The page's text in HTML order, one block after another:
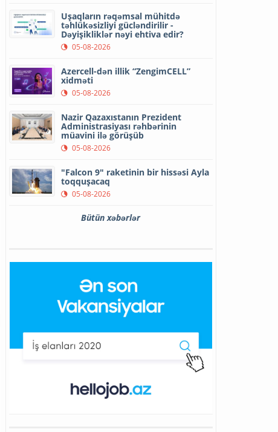
Uşaqların rəqəmsal mühitdə
təhlükəsizliyi gücləndirilir -
Dəyişikliklər nəyi ehtiva edir?
05-08-2026
Azercell-dən illik “ZengimCELL”
xidməti
05-08-2026
Nazir Qazaxıstanın Prezident
Administrasiyası rəhbərinin
müavini ilə görüşüb
05-08-2026
"Falcon 9" raketinin bir hissəsi Ayla
toqquşacaq
05-08-2026
Bütün xəbərlər